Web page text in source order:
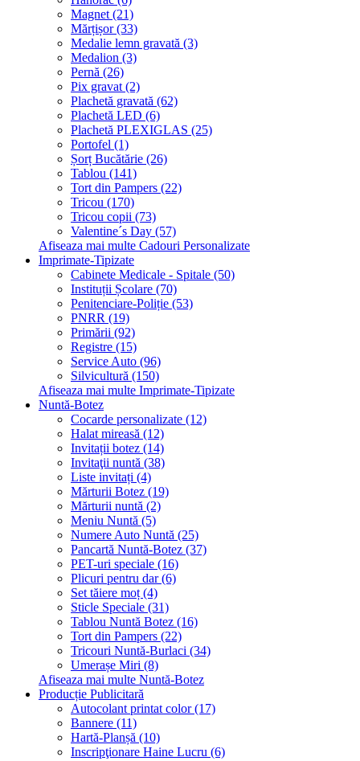
Magnet (21)
Mărțișor (33)
Medalie lemn gravată (3)
Medalion (3)
Pernă (26)
Pix gravat (2)
Plachetă gravată (62)
Plachetă LED (6)
Plachetă PLEXIGLAS (25)
Portofel (1)
Șorț Bucătărie (26)
Tablou (141)
Tort din Pampers (22)
Tricou (170)
Tricou copii (73)
Valentine´s Day (57)
Afiseaza mai multe Cadouri Personalizate
Imprimate-Tipizate
Cabinete Medicale - Spitale (50)
Instituții Școlare (70)
Penitenciare-Poliție (53)
PNRR (19)
Primării (92)
Registre (15)
Service Auto (96)
Silvicultură (150)
Afiseaza mai multe Imprimate-Tipizate
Nuntă-Botez
Cocarde personalizate (12)
Halat mireasă (12)
Invitații botez (14)
Invitaţii nuntă (38)
Liste invitați (4)
Mărturii Botez (19)
Mărturii nuntă (2)
Meniu Nuntă (5)
Numere Auto Nuntă (25)
Pancartă Nuntă-Botez (37)
PET-uri speciale (16)
Plicuri pentru dar (6)
Set tăiere moț (4)
Sticle Speciale (31)
Tablou Nuntă Botez (16)
Tort din Pampers (22)
Tricouri Nuntă-Burlaci (34)
Umerașe Miri (8)
Afiseaza mai multe Nuntă-Botez
Producție Publicitară
Autocolant printat color (17)
Bannere (11)
Hartă-Planșă (10)
Inscripţionare Haine Lucru (6)